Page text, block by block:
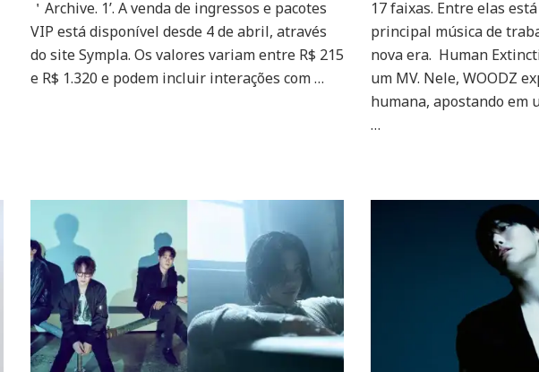
show
único
em
julho
＇Archive. 1’. A venda de ingressos e pacotes
VIP está disponível desde 4 de abril, através
do site Sympla. Os valores variam entre R$ 215
e R$ 1.320 e podem incluir interações com …
17 faixas. Entre elas
principal música de
nova era. Human
um MV. Nele, WOODZ
humana, apostando em
…